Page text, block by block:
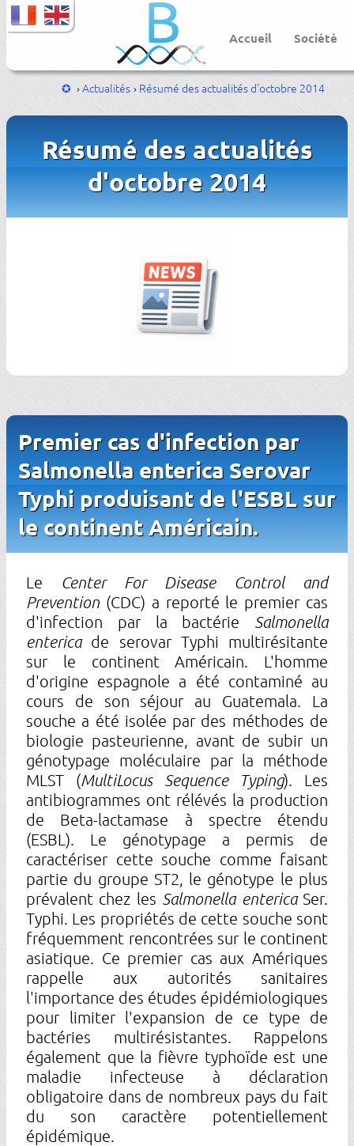
Accueil Société
Actualités Résumé des actualités d'octobre 2014
Résumé des actualités
d'octobre 2014
Premier cas d'infection par
Salmonella enterica Serovar
Typhi produisant de l'ESBL sur
le continent Américain.
Le Center For Disease Control and
Prevention (CDC) a reporté le premier cas
d'infection par la bactérie Salmonella
entericade serovar Typhi multirésitante
sur le continent Américain. L'homme
d'origine espagnole a été contaminé au
cours de son séjour au Guatemala. La
souche a été isolée par des méthodes de
biologie pasteurienne, avant de subir un
génotypage moléculaire par la méthode
MLST (MultiLocus Sequence Typing). Les
antibiogrammes ont rélévés la production
de Beta-lactamase à spectre étendu
(ESBL). Le génotypage a permis de
caractériser cette souche comme faisant
partie du groupe ST2, le génotype le plus
prévalent chez les Salmonella entericaSer.
Typhi. Les propriétés de cette souche sont
fréquemment rencontrées sur le continent
asiatique. Ce premier cas aux Amériques
rappelle aux autorités sanitaires
l'importance des études épidémiologiques
pour limiter l'expansion de ce type de
bactéries multirésistantes. Rappelons
également que la fièvre typhoïde est une
maladie infecteuse à déclaration
obligatoire dans de nombreux pays du fait
du son caractère potentiellement
épidémique.